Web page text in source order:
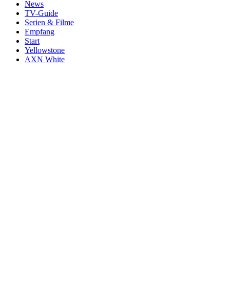
News
TV-Guide
Serien & Filme
Empfang
Start
Yellowstone
AXN White